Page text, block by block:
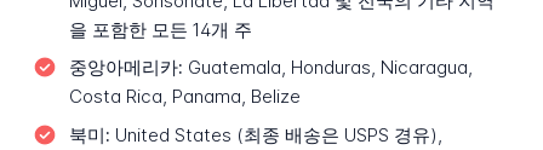
을 포함한 모든 14개 주
중앙아메리카: Guatemala, Honduras, Nicaragua,
Costa Rica, Panama, Belize
북미: United States (최종 배송은 USPS 경유),